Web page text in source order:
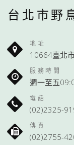
台北市野
地址
10664臺北
服務時間
週一至五
電話
(02)2325-
傳真
(02)2755-